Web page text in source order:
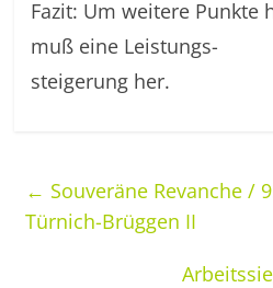
Fazit: Um weitere Punkte
muß eine Leistungs-
steigerung her.
← Souveräne Revanche /
Türnich-Brüggen II